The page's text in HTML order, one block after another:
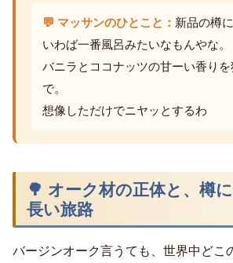
💬 マッサンのひとこと： 新品の樽
いわば一番風呂みたいなもんやな。
バニラとココナッツの甘ーい香り
で。
想像しただけでニヤッとするわ
🌳 オーク材の正体と、樽
長い旅路
バージンオーク言うても、世界中どこ